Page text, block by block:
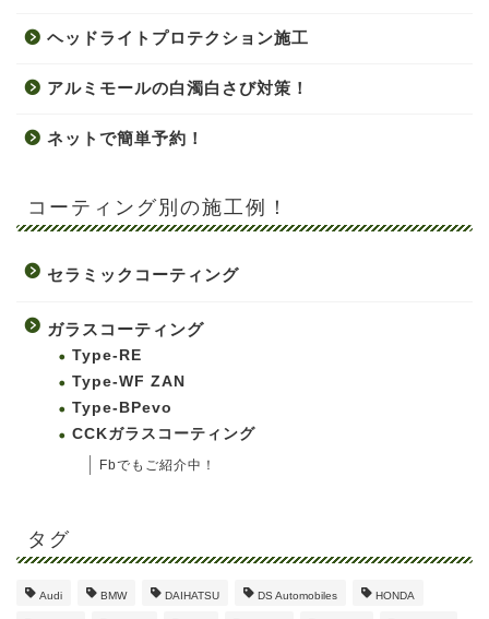
ヘッドライトプロテクション施工
アルミモールの白濁白さび対策！
ネットで簡単予約！
コーティング別の施工例！
セラミックコーティング
ガラスコーティング
Type-RE
Type-WF ZAN
Type-BPevo
CCKガラスコーティング
Fbでもご紹介中！
タグ
Audi BMW DAIHATSU DS Automobiles HONDA